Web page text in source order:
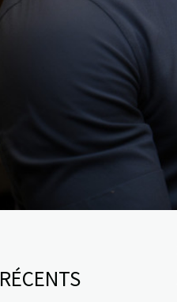
RÉCENTS